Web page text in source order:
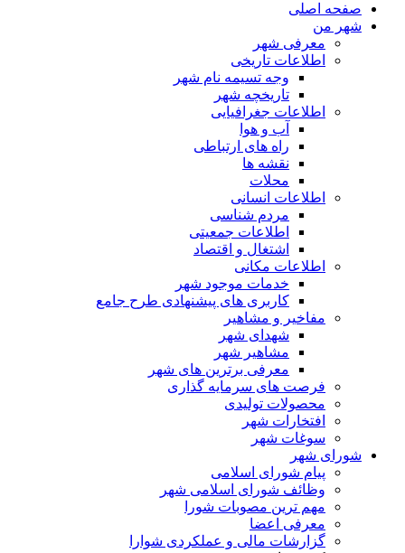
صفحه اصلی
شهر من
معرفی شهر
اطلاعات تاریخی
وجه تسیمه نام شهر
تاریخچه شهر
اطلاعات جغرافیایی
آب و هوا
راه های ارتباطی
نقشه ها
محلات
اطلاعات انسانی
مردم شناسی
اطلاعات جمعیتی
اشتغال و اقتصاد
اطلاعات مکانی
خدمات موجود شهر
کاربری های پیشنهادی طرح جامع
مفاخیر و مشاهیر
شهدای شهر
مشاهیر شهر
معرفی برترین های شهر
فرصت های سرمایه گذاری
محصولات تولیدی
افتخارات شهر
سوغات شهر
شورای شهر
پیام شورای اسلامی
وظائف شورای اسلامی شهر
مهم ترین مصوبات شورا
معرفی اعضا
گزارشات مالی و عملکردی شوارا